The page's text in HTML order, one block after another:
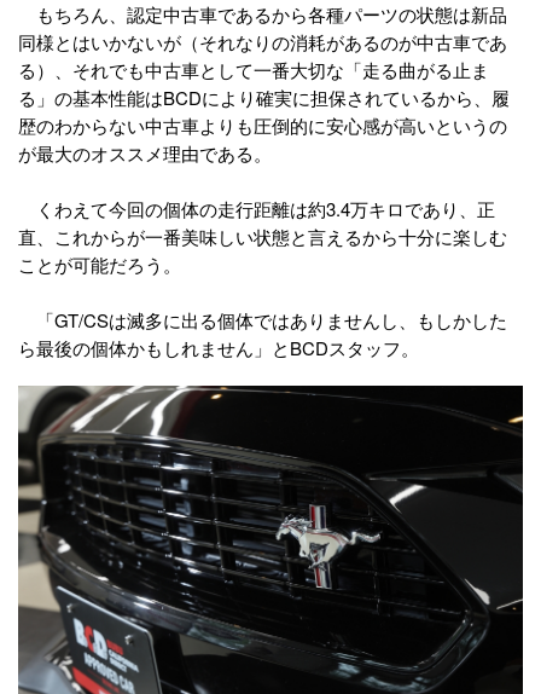
もちろん、認定中古車であるから各種パーツの状態は新品
同様とはいかないが（それなりの消耗があるのが中古車であ
る）、それでも中古車として一番大切な「走る曲がる止ま
る」の基本性能はBCDにより確実に担保されているから、履
歴のわからない中古車よりも圧倒的に安心感が高いというの
が最大のオススメ理由である。
くわえて今回の個体の走行距離は約3.4万キロであり、正
直、これからが一番美味しい状態と言えるから十分に楽しむ
ことが可能だろう。
「GT/CSは滅多に出る個体ではありませんし、もしかした
ら最後の個体かもしれません」とBCDスタッフ。